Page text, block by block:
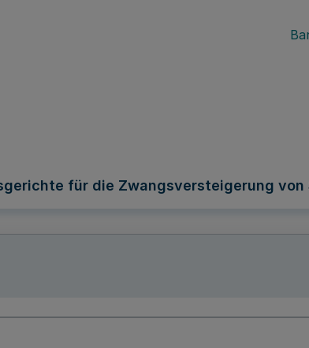
für die Zwangsversteigerung